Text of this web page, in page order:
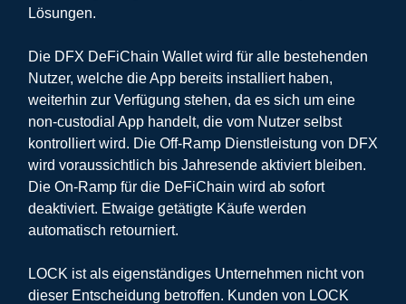
Lösungen.
Die DFX DeFiChain Wallet wird für alle bestehenden
Nutzer, welche die App bereits installiert haben,
weiterhin zur Verfügung stehen, da es sich um eine
non-custodial App handelt, die vom Nutzer selbst
kontrolliert wird. Die Off-Ramp Dienstleistung von DFX
wird voraussichtlich bis Jahresende aktiviert bleiben.
Die On-Ramp für die DeFiChain wird ab sofort
deaktiviert. Etwaige getätigte Käufe werden
automatisch retourniert.
LOCK ist als eigenständiges Unternehmen nicht von
dieser Entscheidung betroffen. Kunden von LOCK